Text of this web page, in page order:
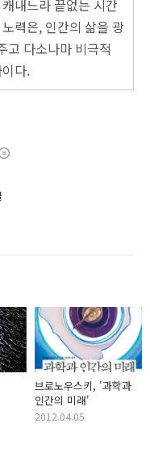
내느라 끝없는 시간
력은, 인간의 삶을 광
고 다소나마 비극적
다.
브로노우스키, '과학과
인간의 미래'
2012.04.05